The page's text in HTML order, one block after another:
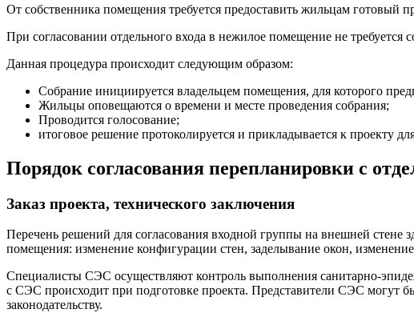
От собственника помещения требуется предоставить жильцам
При согласовании отдельного входа в нежилое помещение не
Данная процедура происходит следующим образом:
Собрание инициируется владельцем помещения, для которого
Жильцы оповещаются о времени и месте проведения собрания;
Проводится голосование;
итоговое решение протоколируется и прикладывается к проекту
Порядок согласования перепланировки с
Заказ проекта, технического заключения
Перечень решений для согласования входной группы на внешней стене
помещения: изменение конфигурации стен, заделывание окон,
Специалисты СЭС осуществляют контроль выполнения санитарно-
с СЭС происходит при подготовке проекта. Представители СЭС могут
законодательству.